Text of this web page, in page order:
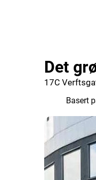
Det
17C
Basert